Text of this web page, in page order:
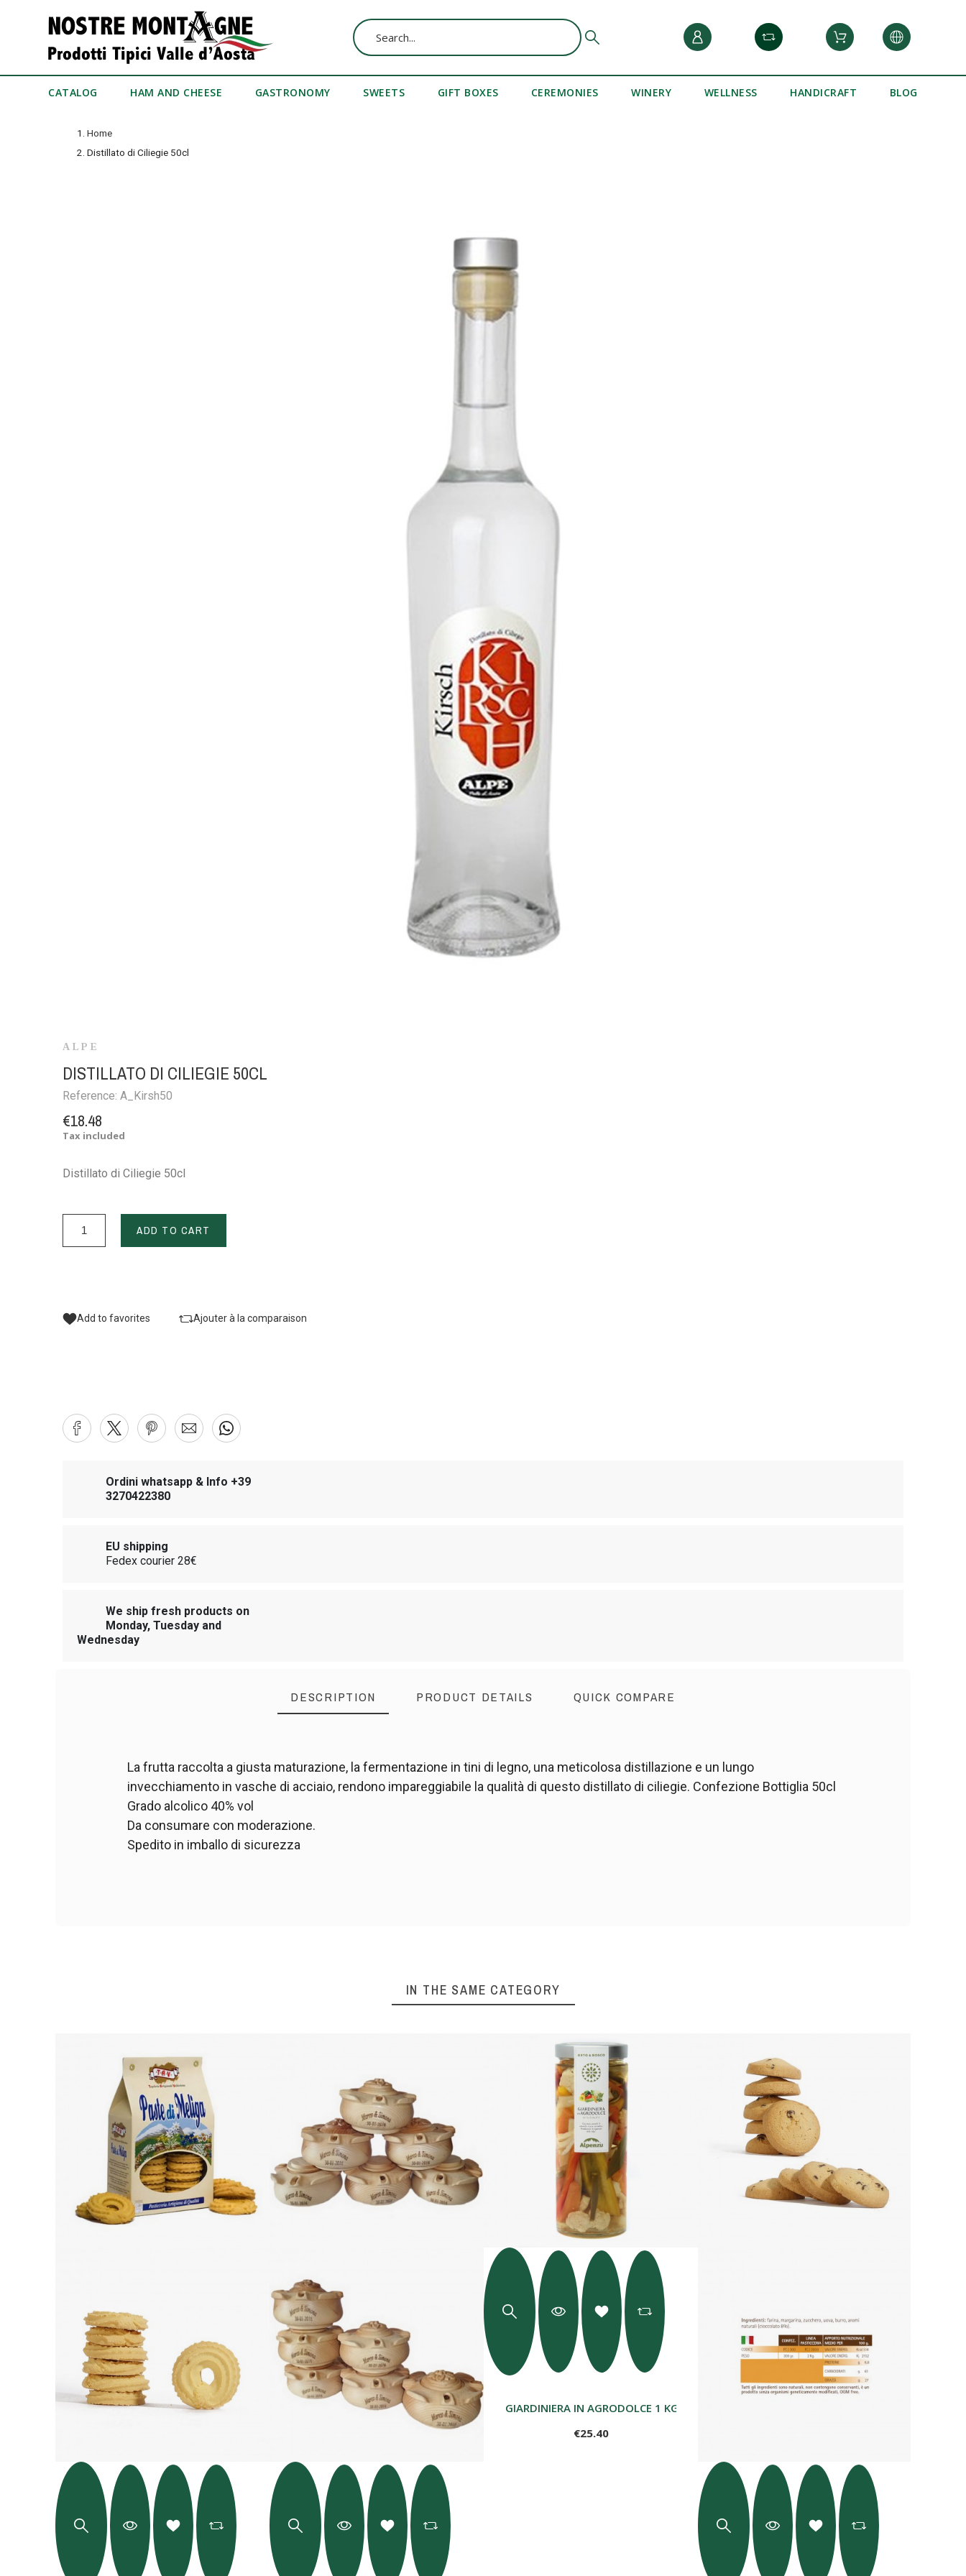
CATALOG HAM AND CHEESE GASTRONOMY SWEETS GIFT BOXES CEREMONIES WINERY WELLNESS HANDICRAFT BLOG
Home
Distillato di Ciliegie 50cl
ALPE
DISTILLATO DI CILIEGIE 50CL
Reference:A_Kirsh50
€18.48
Tax included
Distillato di Ciliegie 50cl
ADD TO CART
Add to favorites Ajouter à la comparaison
Ordini whatsapp & Info +39
3270422380
EU shipping
Fedex courier 28€
We ship fresh products on
Monday, Tuesday and
Wednesday
DESCRIPTION PRODUCT DETAILS QUICK COMPARE
La frutta raccolta a giusta maturazione, la fermentazione in tini di legno, una meticolosa distillazione e un lungo
invecchiamento in vasche di acciaio, rendono impareggiabile la qualità di questo distillato di ciliegie. Confezione Bottiglia 50cl
Grado alcolico 40% vol
Da consumare con moderazione.
Spedito in imballo di sicurezza
IN THE SAME CATEGORY
GIARDINIERA IN AGRODOLCE 1 KG
€25.40